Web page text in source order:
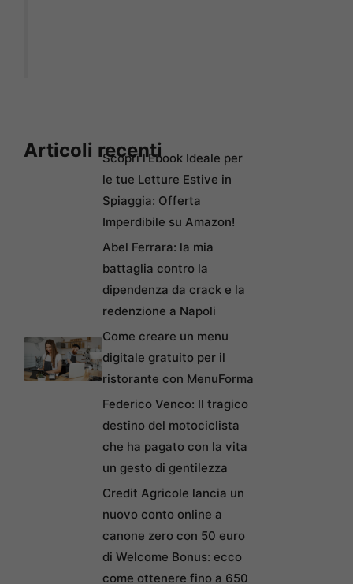
Articoli recentiScopri l’Ebook Ideale per
le tue Letture Estive in
Spiaggia: Offerta
Imperdibile su Amazon!
Abel Ferrara: la mia
battaglia contro la
dipendenza da crack e la
redenzione a Napoli
Come creare un menu
digitale gratuito per il
ristorante con MenuForma
Federico Venco: Il tragico
destino del motociclista
che ha pagato con la vita
un gesto di gentilezza
Credit Agricole lancia un
nuovo conto online a
canone zero con 50 euro
di Welcome Bonus: ecco
come ottenere fino a 650